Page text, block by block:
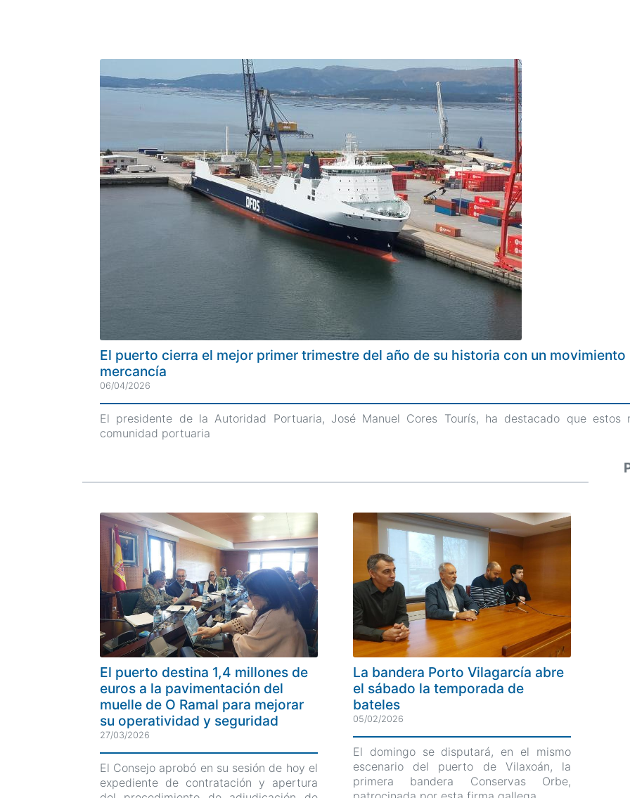
El puerto cierra el mejor primer trimestre del año de su historia con un
mercancía
06/04/2026
El presidente de la Autoridad Portuaria, José Manuel Cores Tourís, ha destacado que
comunidad portuaria
El puerto destina 1,4 millones de
euros a la pavimentación del
muelle de O Ramal para mejorar
su operatividad y seguridad
27/03/2026
El Consejo aprobó en su sesión de hoy el
expediente de contratación y apertura
La bandera Porto Vilagarcía abre
el sábado la temporada de
bateles
05/02/2026
El domingo se disputará, en el mismo
escenario del puerto de Vilaxoán, la
primera bandera Conservas Orbe,